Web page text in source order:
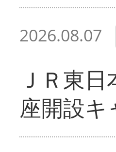
2026.08.07
ＪＲ東
座開設